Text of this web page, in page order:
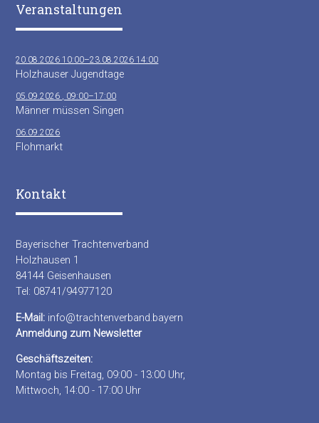
Veranstaltungen
20.08.2026 10:00–23.08.2026 14:00
Holzhauser Jugendtage
05.09.2026 , 09:00–17:00
Männer müssen Singen
06.09.2026
Flohmarkt
Kontakt
Bayerischer Trachtenverband
Holzhausen 1
84144 Geisenhausen
Tel: 08741/94977120
E-Mail: info@trachtenverband.bayern
Anmeldung zum Newsletter
Geschäftszeiten:
Montag bis Freitag, 09:00 - 13:00 Uhr,
Mittwoch, 14:00 - 17:00 Uhr